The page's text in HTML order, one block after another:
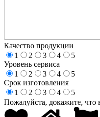
Качество продукции
1
2 3 4
5
Уровень сервиса
1
2 3 4
5
Срок изготовления
1
2 3 4
5
Пожалуйста, докажите, что